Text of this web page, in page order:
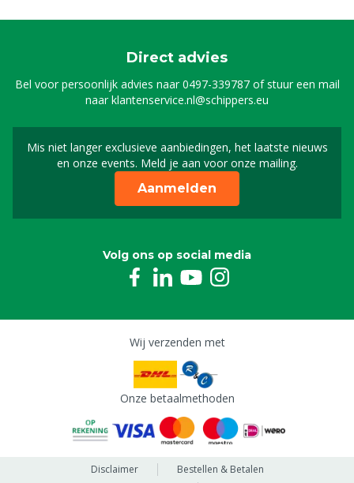
Direct advies
Bel voor persoonlijk advies naar0497-339787of stuur een mail
naarklantenservice.nl@schippers.eu
Mis niet langer exclusieve aanbiedingen, het laatste nieuws
en onze events. Meld je aan voor onze mailing.
Schrijf je in voor onze
Aanmelden
Volg ons op social media
Wij verzenden met
Onze betaalmethoden
Disclaimer
Bestellen & Betalen